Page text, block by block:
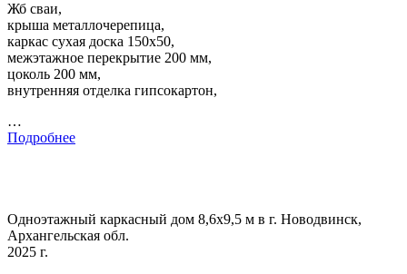
Жб сваи,
крыша металлочерепица,
каркас сухая доска 150х50,
межэтажное перекрытие 200 мм,
цоколь 200 мм,
внутренняя отделка гипсокартон,
…
Подробнее
Одноэтажный каркасный дом 8,6х9,5 м в г. Новодвинск,
Архангельская обл.
2025 г.